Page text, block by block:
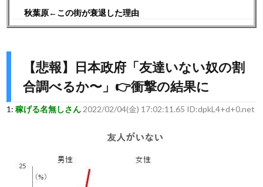
秋葉原←この街が衰退した理由
【悲報】日本政府「友達いない奴の割
合調べるか〜」👉衝撃の結果に
1: 稼げる名無しさん 2022/02/04(金) 17:02:11.65 ID:dpkL4+d+0.net